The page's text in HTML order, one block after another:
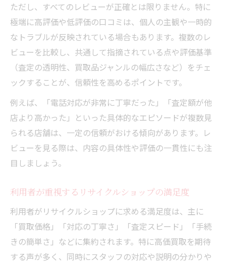
定基準
リサイクルショップの評判が買取額に与え
る影響
高く売れるリサイクルショップの選び方の
口コミで見極めるリサイクルショップの信
頼度
リサイクルショップ選びに役立つ口コミ収
集法
択基準
口コミがリサイクルショップ選びに与える
効果
リサイクルショップの口コミで注意すべき
ポイント
ただし、すべてのレビューが正確とは限りません。特に
極端に高評価や低評価の口コミは、個人の主観や一時的
なトラブルが反映されている場合もあります。複数のレ
ビューを比較し、共通して指摘されている点や評価基準
（査定の透明性、買取品ジャンルの幅広さなど）をチェ
ックすることが、信頼性を高めるポイントです。
例えば、「電話対応が非常に丁寧だった」「査定額が他
店より高かった」といった具体的なエピソードが複数見
られる店舗は、一定の信頼がおける傾向があります。レ
ビューを見る際は、内容の具体性や評価の一貫性にも注
目しましょう。
利用者が重視するリサイクルショップの満足度
利用者がリサイクルショップに求める満足度は、主に
「買取価格」「対応の丁寧さ」「査定スピード」「手続
きの簡単さ」などに集約されます。特に高価買取を期待
する声が多く、同時にスタッフの対応や説明の分かりや